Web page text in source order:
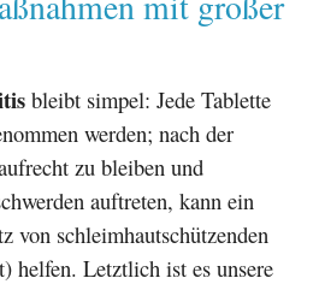
bleibt simpel: Jede Tablette
werden; nach der
zu bleiben und
auftreten, kann ein
von schleimhautschützenden
helfen. Letztlich ist es unsere